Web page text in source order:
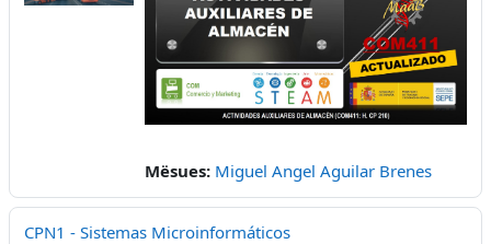
Mësues: Miguel Angel Aguilar Brenes
CPN1 - Sistemas Microinformáticos